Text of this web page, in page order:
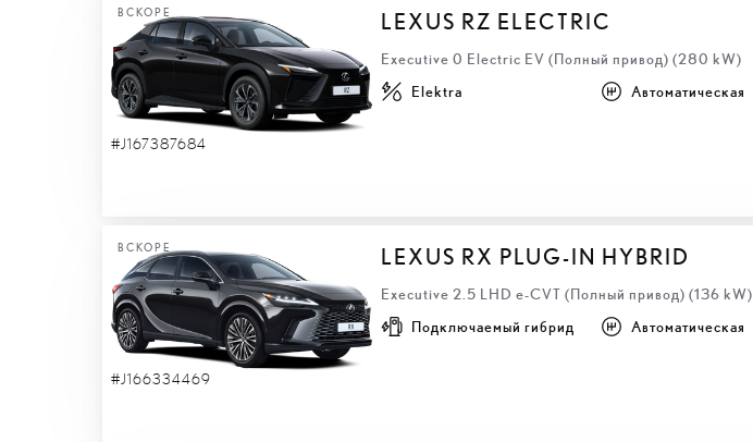
ВСКОРЕ
#J167387684
LEXUS RZ ELECTRIC
Executive 0 Electric EV (Полный привод) (280 kW)
Elektra Автоматическая
ВСКОРЕ
#J166334469
LEXUS RX PLUG-IN HYBRID
Executive 2.5 LHD e-CVT (Полный привод) (136 kW)
Подключаемый гибрид Автоматическая